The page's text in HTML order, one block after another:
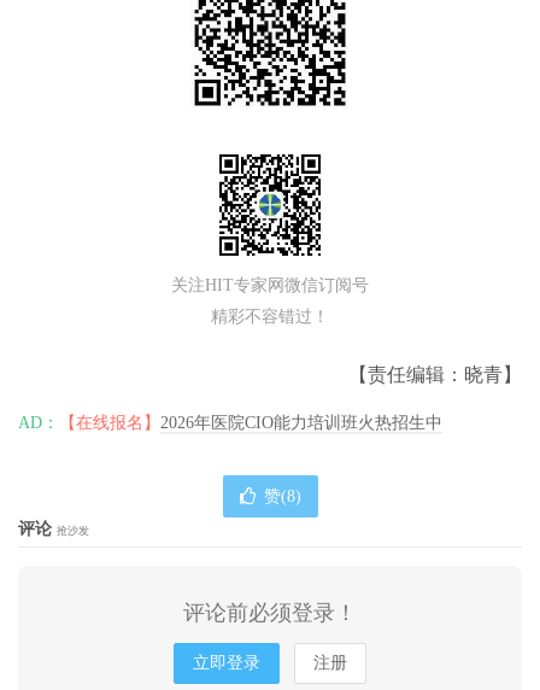
关注HIT专家网微信订阅号
精彩不容错过！
【责任编辑：晓青】
AD： 【在线报名】 2026年医院CIO能力培训班火热招生中
赞(8)
评论 抢沙发
评论前必须登录！
立即登录 注册